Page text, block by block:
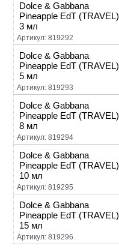
Dolce & Gabbana
Pineapple EdT (TRAVEL)
3 мл
Артикул: 819292
Dolce & Gabbana
Pineapple EdT (TRAVEL)
5 мл
Артикул: 819293
Dolce & Gabbana
Pineapple EdT (TRAVEL)
8 мл
Артикул: 819294
Dolce & Gabbana
Pineapple EdT (TRAVEL)
10 мл
Артикул: 819295
Dolce & Gabbana
Pineapple EdT (TRAVEL)
15 мл
Артикул: 819296